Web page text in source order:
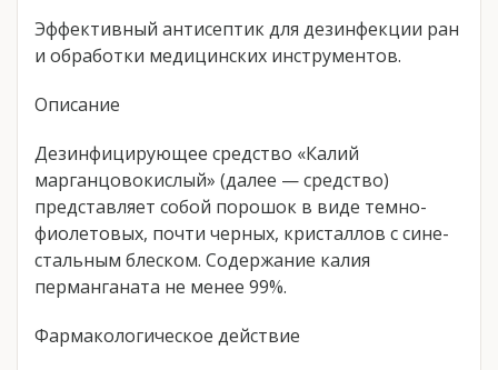
Эффективный антисептик для дезинфекции ран
и обработки медицинских инструментов.
Описание
Дезинфицирующее средство «Калий
марганцовокислый» (далее — средство)
представляет собой порошок в виде темно-
фиолетовых, почти черных, кристаллов с сине-
стальным блеском. Содержание калия
перманганата не менее 99%.
Фармакологическое действие